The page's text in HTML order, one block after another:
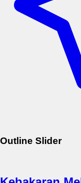
Outline Slider